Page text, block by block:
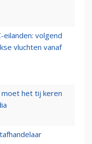
volgend
vluchten vanaf
moet het tij keren